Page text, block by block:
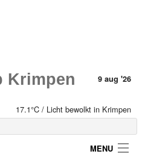
Krimpen 9 aug '26
17.1°C / Licht bewolkt in Krimpen
MENU